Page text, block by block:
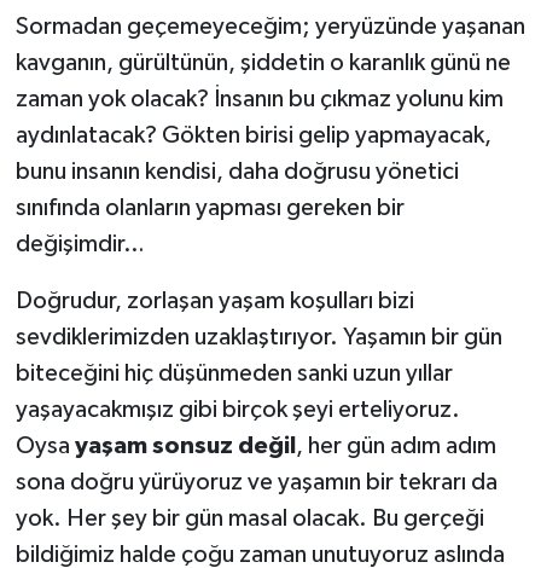
Sormadan geçemeyeceğim; yeryüzünde yaşanan
kavganın, gürültünün, şiddetin o karanlık günü ne
zaman yok olacak? İnsanın bu çıkmaz yolunu kim
aydınlatacak? Gökten birisi gelip yapmayacak,
bunu insanın kendisi, daha doğrusu yönetici
sınıfında olanların yapması gereken bir
değişimdir…
Doğrudur, zorlaşan yaşam koşulları bizi
sevdiklerimizden uzaklaştırıyor. Yaşamın bir gün
biteceğini hiç düşünmeden sanki uzun yıllar
yaşayacakmışız gibi birçok şeyi erteliyoruz.
Oysa yaşam sonsuz değil , her gün adım adım
sona doğru yürüyoruz ve yaşamın bir tekrarı da
yok. Her şey bir gün masal olacak. Bu gerçeği
bildiğimiz halde çoğu zaman unutuyoruz aslında